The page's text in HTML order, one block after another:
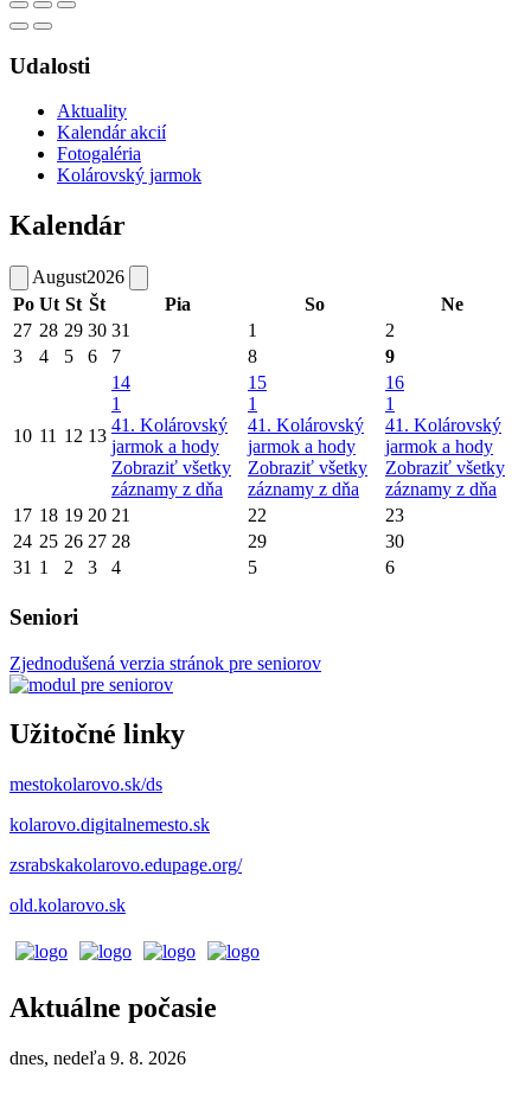
Udalosti
Aktuality
Kalendár akcií
Fotogaléria
Kolárovský jarmok
Kalendár
August2026
Po Ut St Št Pia So
Ne
27 28 29 30 31 1
2
3
4 5 6 7 8 9
10 11 12 13
14
1
41. Kolárovský
jarmok a hody
Zobraziť všetky
záznamy z dňa
15
1
41. Kolárovský
jarmok a hody
Zobraziť všetky
záznamy z dňa
16
1
41. Kolárovský
jarmok a hody
Zobraziť všetky
záznamy z dňa
17 18 19 20 21 22
23
24 25 26 27 28 29
30
31 1 2 3 4 5 6
Seniori
Zjednodušená verzia stránok pre seniorov
Užitočné linky
mestokolarovo.sk/ds
kolarovo.digitalnemesto.sk
zsrabskakolarovo.edupage.org/
old.kolarovo.sk
Aktuálne počasie
dnes, nedeľa 9. 8. 2026